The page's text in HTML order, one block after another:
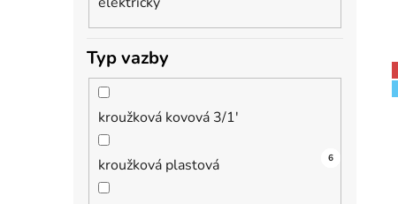
Typ vazby
kroužková kovová 3/1'
21
kroužková plastová 2
6